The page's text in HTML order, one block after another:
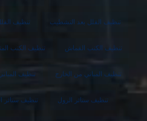
تنظيف الفلل بعد التشطيب تنظيف
تنظيف الكنب القماش تنظيف الكنب
تنظيف المباني من الخارج تنظيف
تنظيف ستائر الرول تنظيف ستائر